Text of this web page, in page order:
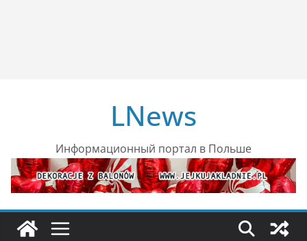
LNews
Информационный портал в Польше